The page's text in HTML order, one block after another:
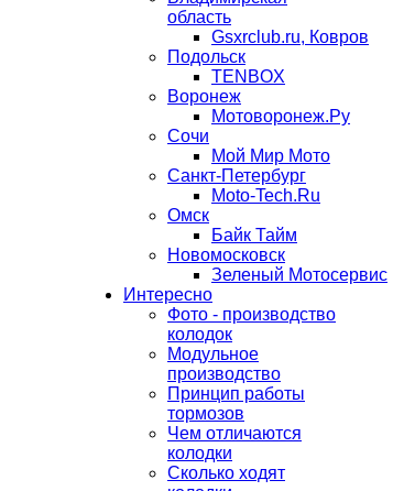
область
Gsxrclub.ru, Ковров
Подольск
TENBOX
Воронеж
Мотоворонеж.Ру
Сочи
Мой Мир Мото
Санкт-Петербург
Moto-Tech.Ru
Омск
Байк Тайм
Новомосковск
Зеленый Мотосервис
Интересно
Фото - производство
колодок
Модульное
производство
Принцип работы
тормозов
Чем отличаются
колодки
Сколько ходят